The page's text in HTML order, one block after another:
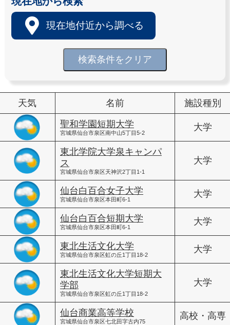
現在地付近から調べる
検索条件をクリア
天気 名前 施設種別
聖和学園短期大学
宮城県仙台市泉区南中山5丁目5-2
大学
東北学院大学泉キャンパ
ス
宮城県仙台市泉区天神沢2丁目1-1
大学
仙台白百合女子大学
宮城県仙台市泉区本田町6-1
大学
仙台白百合短期大学
宮城県仙台市泉区本田町6-1
大学
東北生活文化大学
宮城県仙台市泉区虹の丘1丁目18-2
大学
東北生活文化大学短期大
学部
宮城県仙台市泉区虹の丘1丁目18-2
大学
仙台商業高等学校
宮城県仙台市泉区七北田字古内75
高校・高専